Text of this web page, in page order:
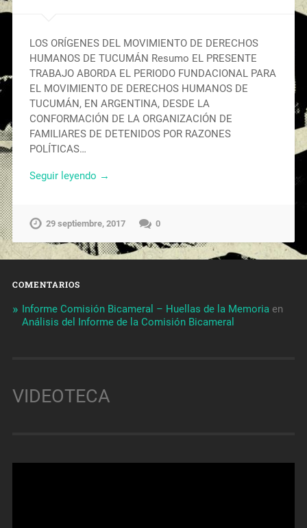
LOS ORÍGENES DEL MOVIMIENTO DE DERECHOS
HUMANOS DE TUCUMÁN Resumo EL PRESENTE
TRABAJO ABORDA EL PERIODO FUNDACIONAL PARA
EL MOVIMIENTO DE DERECHOS HUMANOS DE
TUCUMÁN, EN ARGENTINA, DESDE LA
CONFORMACIÓN DE LA ORGANIZACIÓN DE
FAMILIARES DE DETENIDOS POR RAZONES
POLÍTICAS…
Seguir leyendo →
29 septiembre, 2017 0
COMENTARIOS
Informe Comisión Bicameral – Huellas de la Memoriaen
Análisis del Informe de la Comisión Bicameral
VIDEOTECA